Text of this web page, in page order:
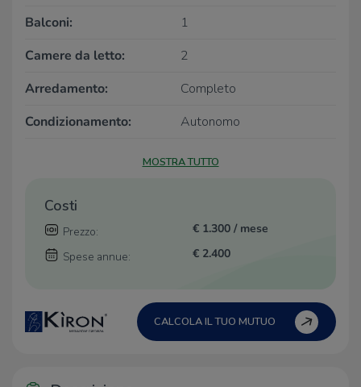
Balconi:
1
Camere da letto:
2
Arredamento:
Completo
Condizionamento:
Autonomo
MOSTRA TUTTO
Costi
Prezzo:
€ 1.300 / mese
Spese annue:
€ 2.400
CALCOLA IL TUO MUTUO